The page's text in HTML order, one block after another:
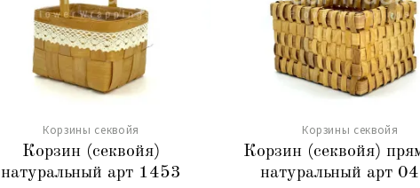
Корзины секвойя
Корзин (секвойя)
натуральный арт 1453
Корзины секвойя
Корзин (секвойя)
натуральный арт